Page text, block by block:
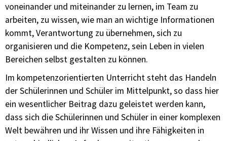
voneinander und miteinander zu lernen, im Team zu
arbeiten, zu wissen, wie man an wichtige Informationen
kommt, Verantwortung zu übernehmen, sich zu
organisieren und die Kompetenz, sein Leben in vielen
Bereichen selbst gestalten zu können.
Im kompetenzorientierten Unterricht steht das Handeln
der Schülerinnen und Schüler im Mittelpunkt, so dass hier
ein wesentlicher Beitrag dazu geleistet werden kann,
dass sich die Schülerinnen und Schüler in einer komplexen
Welt bewähren und ihr Wissen und ihre Fähigkeiten in